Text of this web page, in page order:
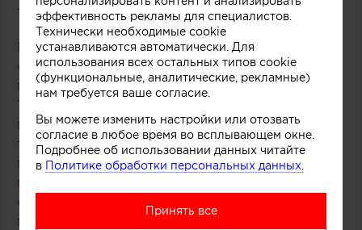
торговых центров Мельбурна (Австралия).
В основе концепции массивной стойки лежит
образ емкости с несколькими слоями
мороженого и разнообразных добавок.
Технически замысел был реализован при
помощи техники многослойной заливки
тонированного бетона. Логотип магазина
мороженого был закреплен на каркасе из
медных трубок, символизирующих систему
охлаждения в автоматах по производству
популярного ледяного лакомства.
эффективность рекламы для специалистов.
Технически необходимые cookie
устанавливаются автоматически. Для
использования всех остальных типов cookie
(функциональные, аналитические, рекламные)
нам требуется ваше согласие.
Вы можете изменить настройки или отозвать
согласие в любое время во всплывающем окне.
Подробнее об использовании данных читайте
в Политике обработки персональных данных.
Принять все